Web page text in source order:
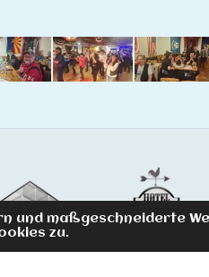
und maßgeschneiderte
zu.